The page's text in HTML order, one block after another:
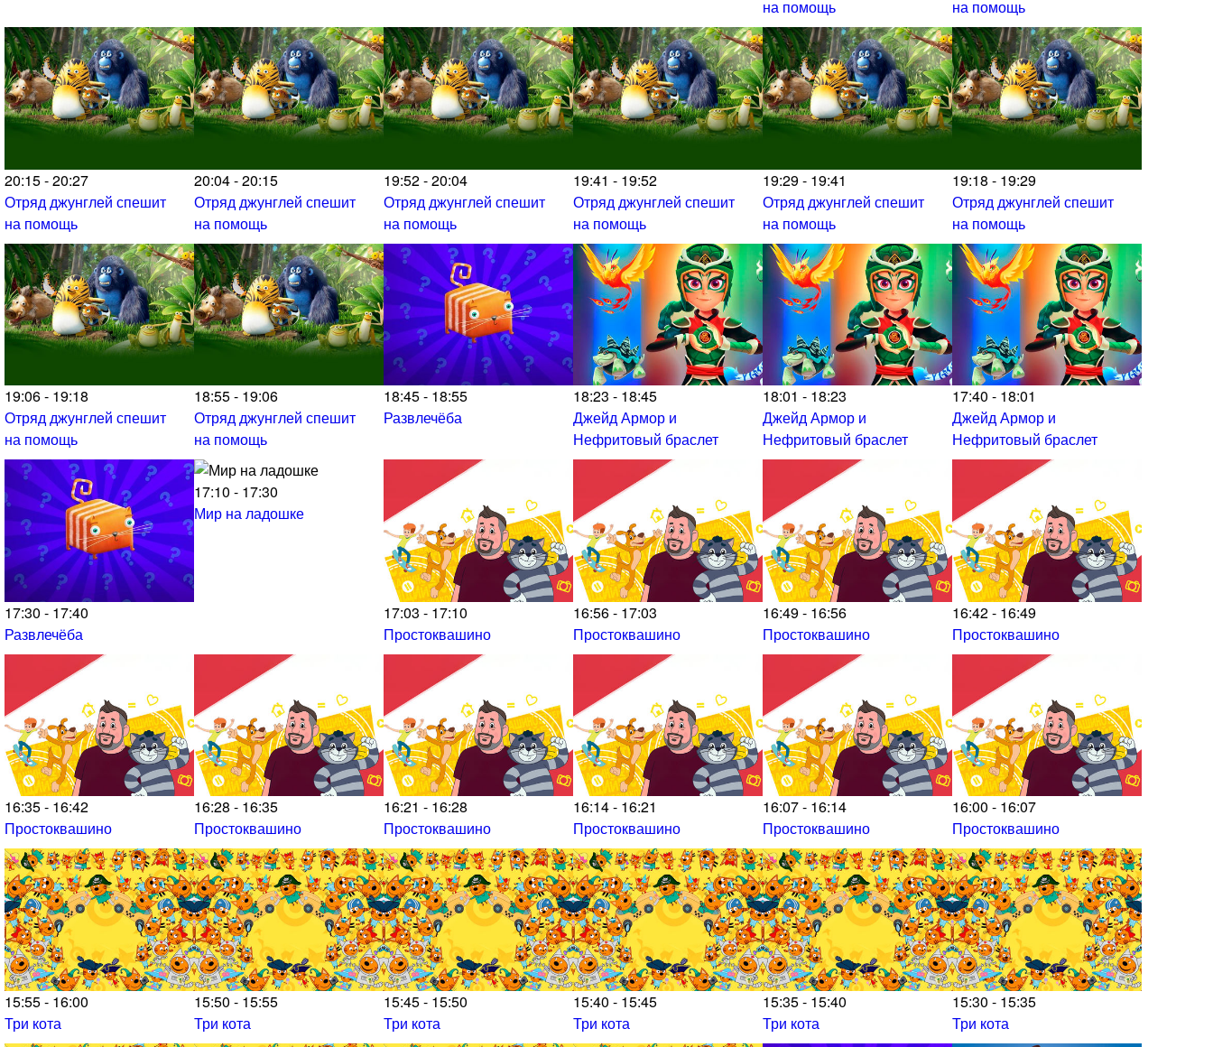
на помощь
на помощь
20:15 - 20:27
Отряд джунглей спешит
на помощь
20:04 - 20:15
Отряд джунглей спешит
на помощь
19:52 - 20:04
Отряд джунглей спешит
на помощь
19:41 - 19:52
Отряд джунглей спешит
на помощь
19:29 - 19:41
Отряд джунглей спешит
на помощь
19:18 - 19:29
Отряд джунглей спешит
на помощь
19:06 - 19:18
Отряд джунглей спешит
на помощь
18:55 - 19:06
Отряд джунглей спешит
на помощь
18:45 - 18:55
Развлечёба
18:23 - 18:45
Джейд Армор и
Нефритовый браслет
18:01 - 18:23
Джейд Армор и
Нефритовый браслет
17:40 - 18:01
Джейд Армор и
Нефритовый браслет
17:30 - 17:40
Развлечёба
17:10 - 17:30
Мир на ладошке
17:03 - 17:10
Простоквашино
16:56 - 17:03
Простоквашино
16:49 - 16:56
Простоквашино
16:42 - 16:49
Простоквашино
16:35 - 16:42
Простоквашино
16:28 - 16:35
Простоквашино
16:21 - 16:28
Простоквашино
16:14 - 16:21
Простоквашино
16:07 - 16:14
Простоквашино
16:00 - 16:07
Простоквашино
15:55 - 16:00
Три кота
15:50 - 15:55
Три кота
15:45 - 15:50
Три кота
15:40 - 15:45
Три кота
15:35 - 15:40
Три кота
15:30 - 15:35
Три кота